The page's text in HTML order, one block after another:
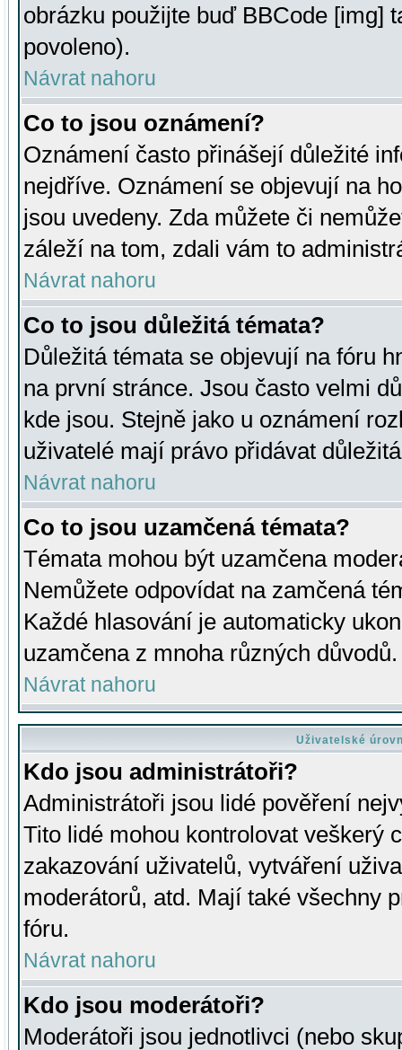
obrázku použijte buď BBCode [img]
povoleno).
Návrat nahoru
Co to jsou oznámení?
Oznámení často přinášejí důležité
nejdříve. Oznámení se objevují na
jsou uvedeny. Zda můžete či
záleží na tom, zdali vám to
Návrat nahoru
Co to jsou důležitá témata?
Důležitá témata se objevují na fóru
na první stránce. Jsou často velmi
kde jsou. Stejně jako u oznámení
uživatelé mají právo přidávat
Návrat nahoru
Co to jsou uzamčená témata?
Témata mohou být uzamčena
Nemůžete odpovídat na zamčená
Každé hlasování je automaticky
uzamčena z mnoha různých důvodů.
Návrat nahoru
Uživatelské
Kdo jsou administrátoři?
Administrátoři jsou lidé pověření
Tito lidé mohou kontrolovat veškerý
zakazování uživatelů, vytváření
moderátorů, atd. Mají také všechny
fóru.
Návrat nahoru
Kdo jsou moderátoři?
Moderátoři jsou jednotlivci (nebo